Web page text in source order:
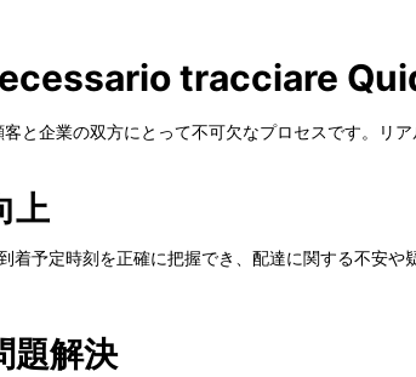
tracciare
と企業の双方にとって不可欠なプロセスです。リ
上
着予定時刻を正確に把握でき、配達に関する不安や
題解決